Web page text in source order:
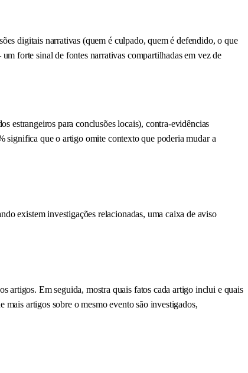
digitais narrativas (quem é culpado, quem é defendido, o que
forte sinal de fontes narrativas compartilhadas em vez de
estrangeiros para conclusões locais), contra-evidências
significa que o artigo omite contexto que poderia mudar a
existem investigações relacionadas, uma caixa de aviso
artigos. Em seguida, mostra quais fatos cada artigo inclui e quais
artigos sobre o mesmo evento são investigados,